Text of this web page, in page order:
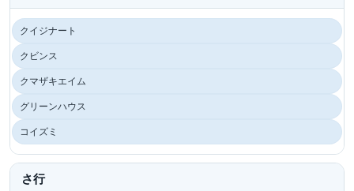
クイジナート
クビンス
クマザキエイム
グリーンハウス
コイズミ
さ行